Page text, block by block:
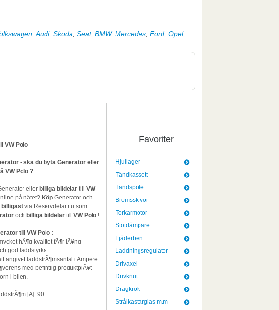
, Audi, Skoda Seat, BMW, Mercedes, Ford, Opel,
VW Polo
- ska du byta Generator eller
VW Polo ?
eller billiga bildelartill VW
på nätet? KöpGenerator och
billigastvia Reservdelar.nu som
och billiga bildelartill VW Polo !
till VW Polo :
hÃ¶g kvalitet fÃ¶r lÃ¥ng
god laddstyrka.
angivet laddstrÃ¶msantal i Ampere
med befintlig produktplÃ¥t
i bilen.
[A]: 90
Favoriter
Hjullager
Tändkassett
Tändspole
Bromsskivor
Torkarmotor
Stötdämpare
Fjäderben
Laddningsregulator
Drivaxel
Drivknut
Dragkrok
Strålkastarglas m.m